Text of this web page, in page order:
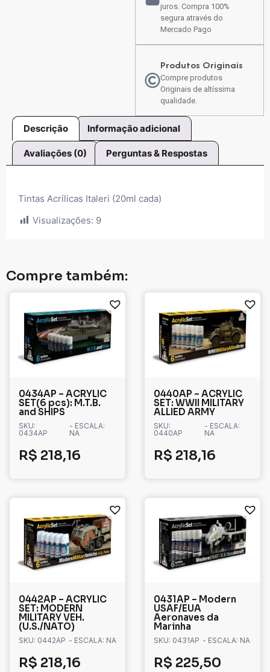
juros. Compra 100%
segura através do
Mercado Pago
Produtos Originais
Compre produtos
Originais de altíssima
qualidade.
Descrição Informação adicional
Avaliações (0) Perguntas & Respostas
Tintas Acrílicas Italeri (20ml cada)
Visualizações: 9
Compre também:
0434AP – ACRYLIC
SET(6 pcs): M.T.B.
and SHIPS
SKU:
0434AP
- ESCALA:
NA
R$ 218,16
0440AP – ACRYLIC
SET: WWII MILITARY
ALLIED ARMY
SKU:
0440AP
- ESCALA:
NA
R$ 218,16
0442AP – ACRYLIC
SET: MODERN
MILITARY VEH.
(U.S./NATO)
SKU: 0442AP - ESCALA: NA
R$ 218,16
0431AP – Modern
USAF/EUA
Aeronaves da
Marinha
SKU: 0431AP - ESCALA: NA
R$ 225,50